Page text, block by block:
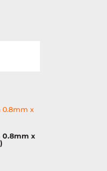
0.8mm x